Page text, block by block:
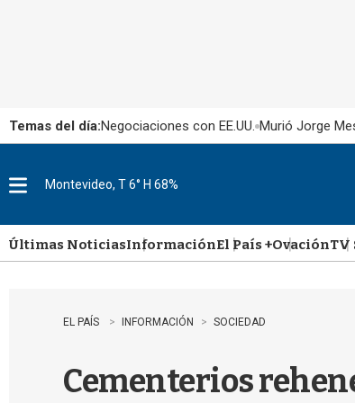
Temas del día:Negociaciones con EE.UU. Murió Jorge
u
Montevideo, T 6° H 68%
Últimas NoticiasInformaciónEl País +OvaciónTV
EL PAÍS INFORMACIÓN SOCIEDAD
Cementerios